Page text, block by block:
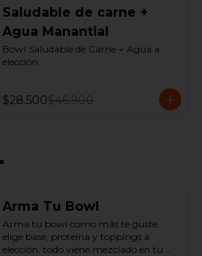
Saludable de carne +
Agua Manantial
Bowl Saludable de Carne + Agua a
elección.
$28.500$46.900
Arma Tu Bowl
Arma tu bowl como más te guste.
elige base, proteína y toppings a
elección. todo viene mezclado en tu